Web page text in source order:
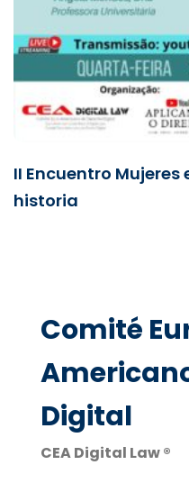
II Encuentro
historia
Comité
Digital
CEA Digital Law ®